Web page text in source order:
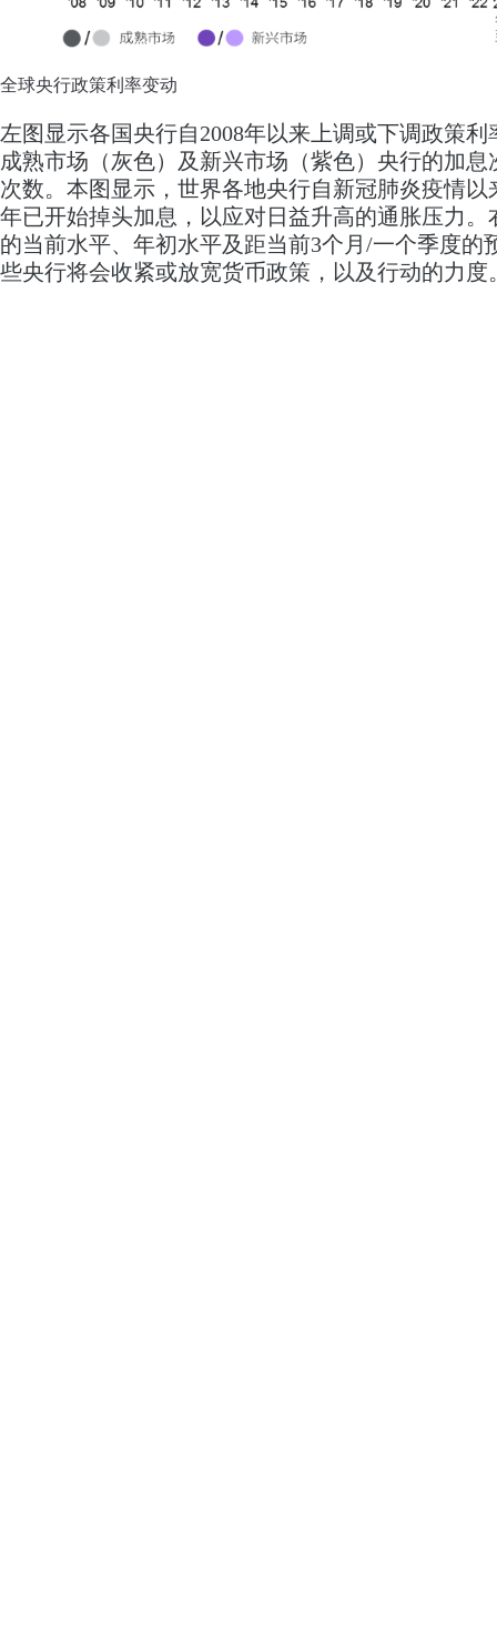
全球央行政策利率变动
左图显示各国央行自2008年以来上调或下调政策
成熟市场（灰色）及新兴市场（紫色）央行的加
次数。本图显示，世界各地央行自新冠肺炎疫情以
年已开始掉头加息，以应对日益升高的通胀压力
的当前水平、年初水平及距当前3个月/一个季度的
些央行将会收紧或放宽货币政策，以及行动的力度